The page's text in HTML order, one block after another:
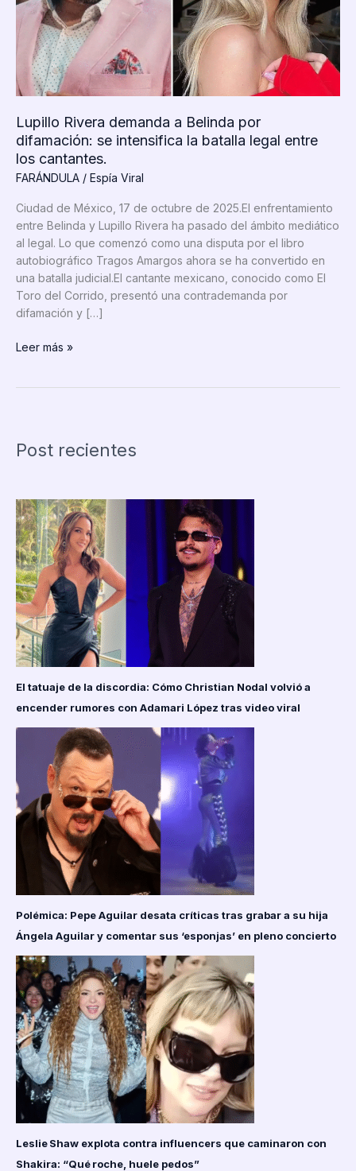
Lupillo Rivera demanda a Belinda por
difamación: se intensifica la batalla legal entre
los cantantes.
FARÁNDULA / Espía Viral
Ciudad de México, 17 de octubre de 2025.El enfrentamiento
entre Belinda y Lupillo Rivera ha pasado del ámbito mediático
al legal. Lo que comenzó como una disputa por el libro
autobiográfico Tragos Amargos ahora se ha convertido en
una batalla judicial.El cantante mexicano, conocido como El
Toro del Corrido, presentó una contrademanda por
difamación y […]
Lupillo
difamación:
la
batalla
legal
entre
los
cantantes.
Leer más »
Post recientes
El tatuaje de la discordia: Cómo Christian Nodal volvió a
encender rumores con Adamari López tras video viral
Polémica: Pepe Aguilar desata críticas tras grabar a su hija
Ángela Aguilar y comentar sus ‘esponjas’ en pleno concierto
Leslie Shaw explota contra influencers que caminaron con
Shakira: “Qué roche, huele pedos”